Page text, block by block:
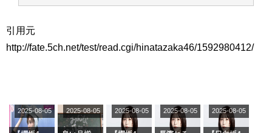
アイドル – ぷぅアンテナ / 【乃木坂46】日村勇紀 gif職人が切り抜いた名シ
ふぇどみ！ / 【悲報】呪術廻戦、視聴率5.1%
ｗｗｗｗｗｗｗｗｗｗ
引用元
http://fate.5ch.net/test/read.cgi/hinatazaka46/1592980412/
2025-08-05 2025-08-05 2025-08-05 2025-08-05 2025-08-05